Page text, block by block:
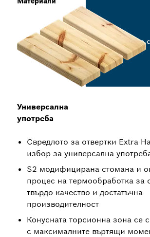
Универсална
употреба
Свредлото за отвертки Extra
избор за универсална
S2 модифицирана стомана и
процес на термообработка за
твърдо качество и достатъчна
производителност
Конусната торсионна зона се
с максималните въртящи
Изберете